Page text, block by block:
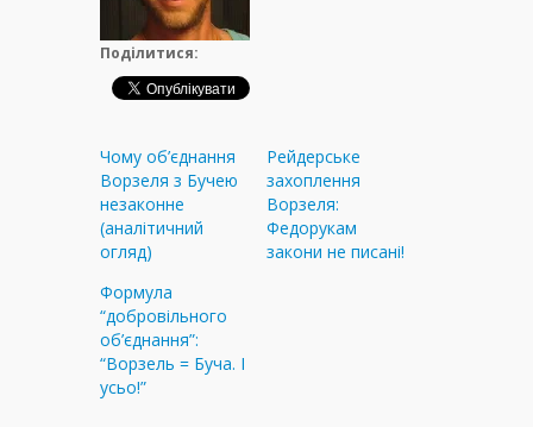
Поділитися:
Чому об’єднання
Ворзеля з Бучею
незаконне
(аналітичний
огляд)
Рейдерське
захоплення
Ворзеля:
Федорукам
закони не писані!
Формула
“добровільного
об’єднання”:
“Ворзель = Буча. І
усьо!”